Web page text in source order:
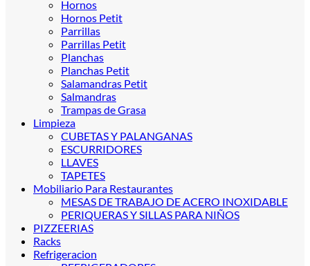
Hornos
Hornos Petit
Parrillas
Parrillas Petit
Planchas
Planchas Petit
Salamandras Petit
Salmandras
Trampas de Grasa
Limpieza
CUBETAS Y PALANGANAS
ESCURRIDORES
LLAVES
TAPETES
Mobiliario Para Restaurantes
MESAS DE TRABAJO DE ACERO INOXIDABLE
PERIQUERAS Y SILLAS PARA NIÑOS
PIZZEERIAS
Racks
Refrigeracion